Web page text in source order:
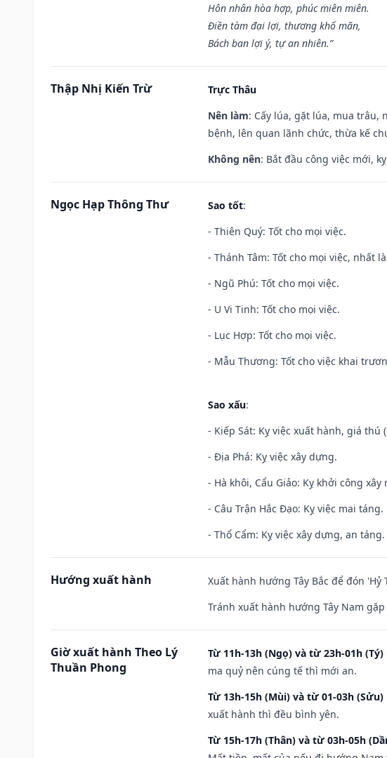
Hôn nhân hòa hợp, phúc miên miên.
Điền tàm đại lợi, thương khố mãn,
Bách ban lợi ý, tự an nhiên.”
Thập Nhị Kiến Trừ
Trực Thâu
Nên làm: Cấy lúa, gặt lúa, mua trâu,
bệnh, lên quan lãnh chức, thừa kế
Không nên: Bắt đầu công việc mới,
Ngọc Hạp Thông Thư Sao tốt:
- Thiên Quý: Tốt cho mọi việc.
- Thánh Tâm: Tốt cho mọi việc, nhất
- Ngũ Phú: Tốt cho mọi việc.
- U Vi Tinh: Tốt cho mọi việc.
- Lục Hợp: Tốt cho mọi việc.
- Mẫu Thương: Tốt cho việc khai
Sao xấu:
- Kiếp Sát: Kỵ việc xuất hành, giá thú
- Địa Phá: Kỵ việc xây dựng.
- Hà khôi, Cẩu Giảo: Kỵ khởi công
- Câu Trận Hắc Đạo: Kỵ việc mai táng.
- Thổ Cẩm: Kỵ việc xây dựng, an táng.
Hướng xuất hành
Xuất hành hướng Tây Bắc để đón
Tránh xuất hành hướng Tây Nam gặp
Giờ xuất hành Theo Lý
Thuần Phong
Từ 11h-13h (Ngọ) và từ 23h-01h (Tý)
ma quỷ nên cúng tế thì mới an.
Từ 13h-15h (Mùi) và từ 01-03h (Sửu)
xuất hành thì đều bình yên.
Từ 15h-17h (Thân) và từ 03h-05h